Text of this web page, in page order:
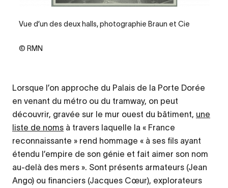
Legende
Vue d’un des deux halls, photographie Braun et Cie
Credit
© RMN
Lorsque l’on approche du Palais de la Porte Dorée
en venant du métro ou du tramway, on peut
découvrir, gravée sur le mur ouest du bâtiment, une
liste de noms à travers laquelle la « France
reconnaissante » rend hommage « à ses fils ayant
étendu l’empire de son génie et fait aimer son nom
au-delà des mers ». Sont présents armateurs (Jean
Ango) ou financiers (Jacques Cœur), explorateurs